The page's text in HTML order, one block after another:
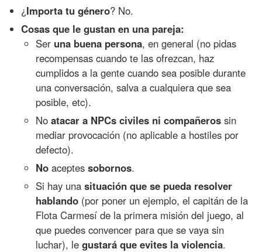
¿Importa tu género? No.
Cosas que le gustan en una pareja:
Ser una buena persona, en general (no pidas
recompensas cuando te las ofrezcan, haz
cumplidos a la gente cuando sea posible durante
una conversación, salva a cualquiera que sea
posible, etc).
Noatacar a NPCs civiles ni compañeros sin
mediar provocación (no aplicable a hostiles por
defecto).
No aceptessobornos.
Si hay unasituación que se pueda resolver
hablando (por poner un ejemplo, el capitán de la
Flota Carmesí de la primera misión del juego, al
que puedes convencer para que se vaya sin
luchar), legustará que evites la violencia.